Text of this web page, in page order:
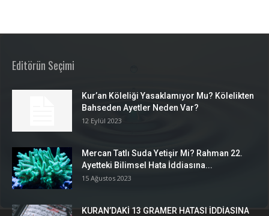
Editörün Seçimi
Kur’an Köleliği Yasaklamıyor Mu? Kölelikten
Bahseden Ayetler Neden Var?
12 Eylül 2023
Mercan Tatlı Suda Yetişir Mi? Rahman 22.
Ayetteki Bilimsel Hata İddiasına...
15 Ağustos 2023
KURAN’DAKİ 13 GRAMER HATASI İDDİASINA